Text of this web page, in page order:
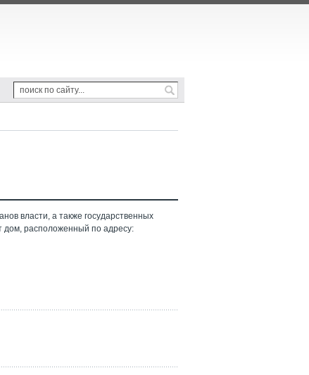
власти, а также государственных
дом, расположенный по адресу: